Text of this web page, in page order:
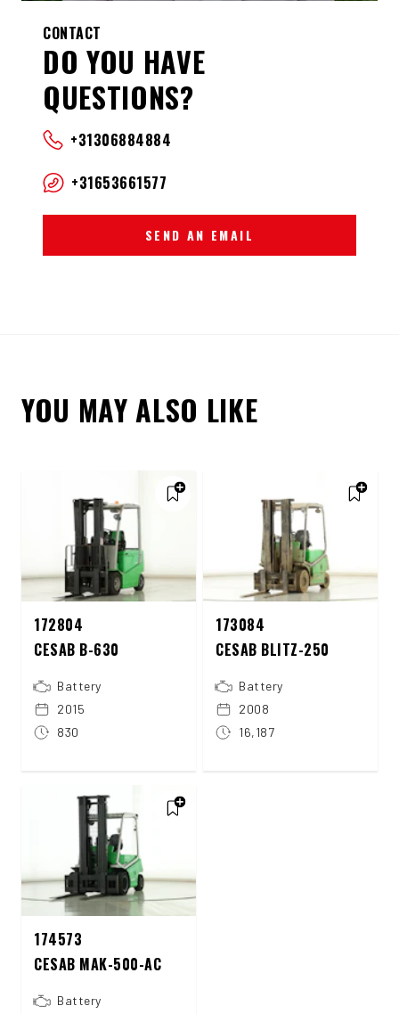
CONTACT
DO YOU HAVE
QUESTIONS?
+31306884884
+31653661577
SEND AN EMAIL
YOU MAY ALSO LIKE
172804
CESAB B-630
Battery
2015
830
173084
CESAB BLITZ-250
Battery
2008
16,187
174573
CESAB MAK-500-AC
Battery